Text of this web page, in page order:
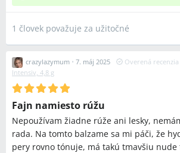
1 človek považuje za užitočné
crazylazymum • 7. máj 2025 Overená recenzia
Intensiv, 4,8 g
Fajn namiesto rúžu
Nepoužívam žiadne rúže ani lesky,
rada. Na tomto balzame sa mi páči, že
pery rovno tónuje, má takú tmavšiu nude